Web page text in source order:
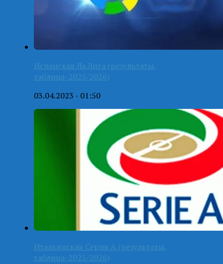
Испанская Ла Лига (результаты,
таблица-2025/2026)
03.04.2023 - 01:50
Итальянская Серия А (результаты,
таблица-2025/2026)